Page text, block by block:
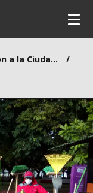
Atención a la Ciudadanía